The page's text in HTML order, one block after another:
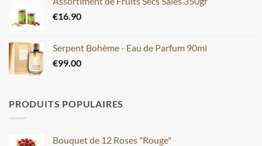
€16.90
Serpent Bohème - Eau de Parfum 90ml
€99.00
PRODUITS POPULAIRES
Bouquet de 12 Roses "Rouge"